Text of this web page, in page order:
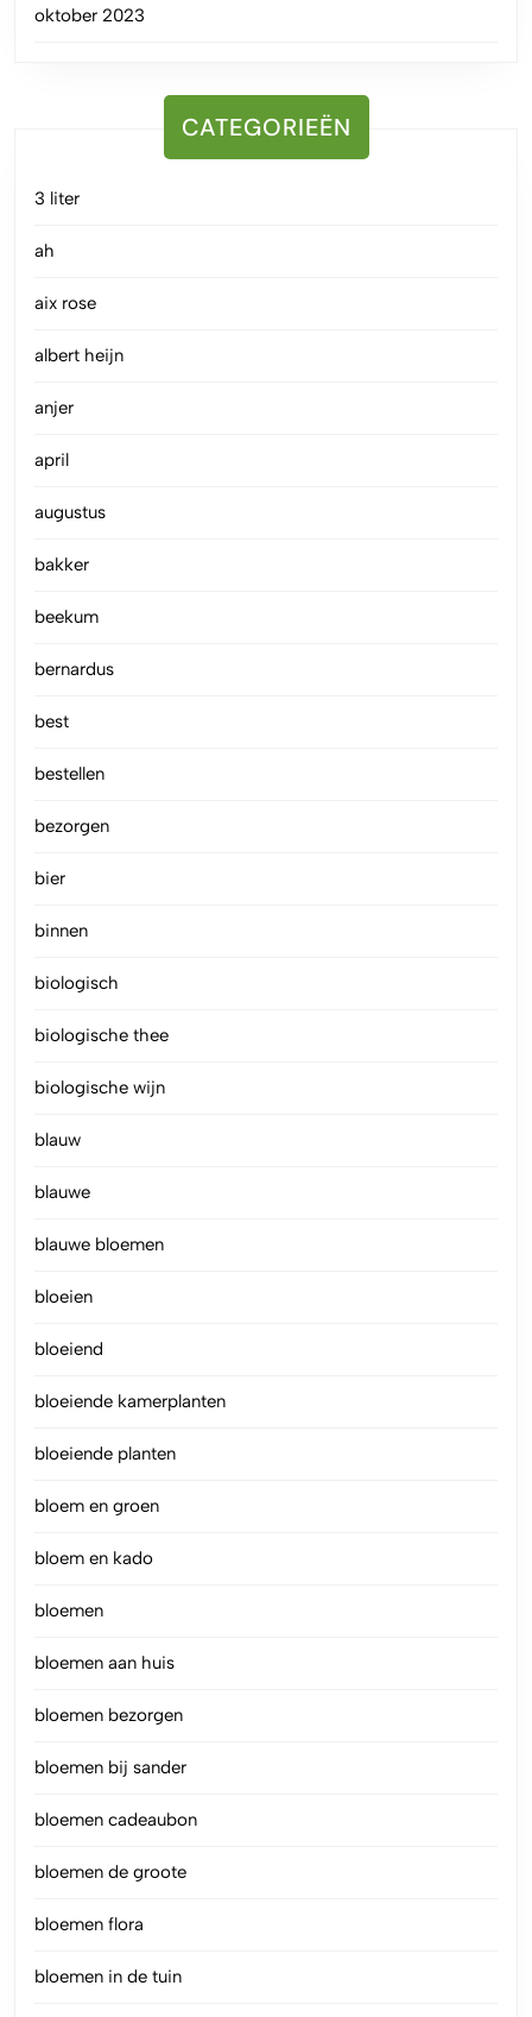
oktober 2023
CATEGORIEËN
3 liter
ah
aix rose
albert heijn
anjer
april
augustus
bakker
beekum
bernardus
best
bestellen
bezorgen
bier
binnen
biologisch
biologische thee
biologische wijn
blauw
blauwe
blauwe bloemen
bloeien
bloeiend
bloeiende kamerplanten
bloeiende planten
bloem en groen
bloem en kado
bloemen
bloemen aan huis
bloemen bezorgen
bloemen bij sander
bloemen cadeaubon
bloemen de groote
bloemen flora
bloemen in de tuin